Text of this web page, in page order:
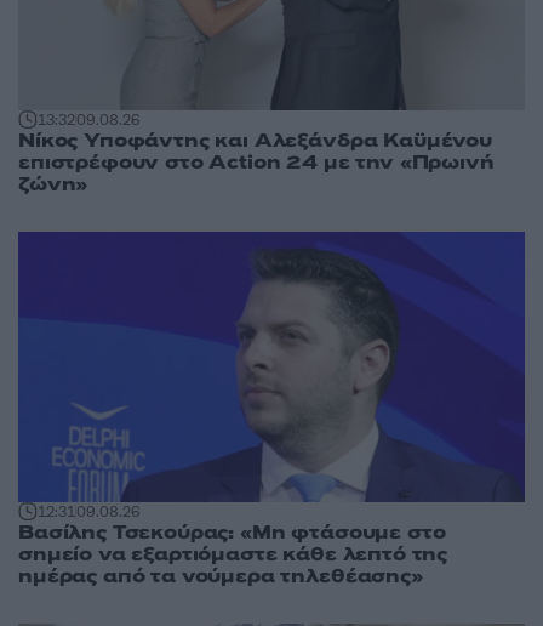
13:3209.08.26
Νίκος Υποφάντης και Αλεξάνδρα Καϋμένου
επιστρέφουν στο Action 24 με την «Πρωινή
ζώνη»
12:3109.08.26
Βασίλης Τσεκούρας: «Μη φτάσουμε στο
σημείο να εξαρτιόμαστε κάθε λεπτό της
ημέρας από τα νούμερα τηλεθέασης»